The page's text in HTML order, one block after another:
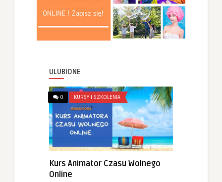
ULUBIONE
0 KURSY I SZKOLENIA
Kurs Animator Czasu Wolnego
Online